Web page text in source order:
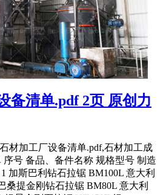
备清单.pdf 2页 原创力
材加工厂设备清单.pdf,石材加工成
号 备品、备件名称 规格型号 制造
加斯巴利钻石拉锯 BM100L 意大利
桑提金刚钻石拉锯 BM80L 意大利